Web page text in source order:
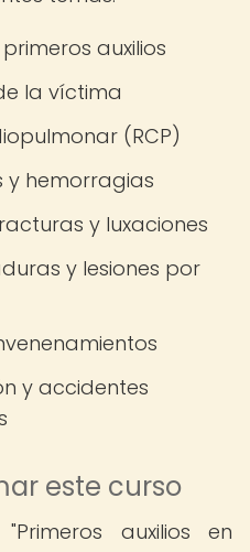
auxilios
la víctima
(RCP)
y hemorragias
y luxaciones
y lesiones por
y accidentes
este curso
auxilios en